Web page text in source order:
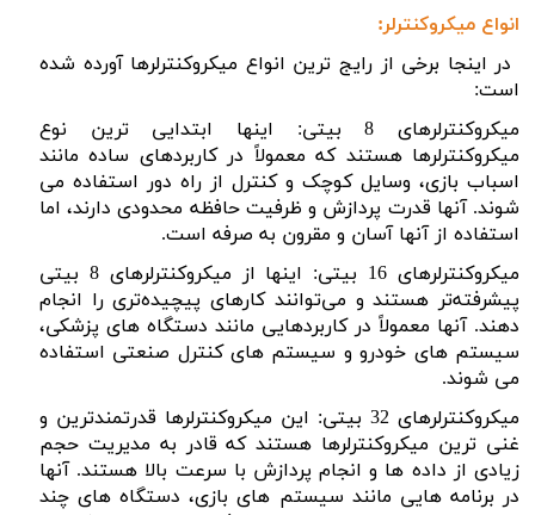
انواع میکروکنترلر:
در اینجا برخی از رایج ترین انواع میکروکنترلرها آورده شده
است:
میکروکنترلرهای 8 بیتی: اینها ابتدایی ترین نوع
میکروکنترلرها هستند که معمولاً در کاربردهای ساده مانند
اسباب بازی، وسایل کوچک و کنترل از راه دور استفاده می
شوند. آنها قدرت پردازش و ظرفیت حافظه محدودی دارند، اما
استفاده از آنها آسان و مقرون به صرفه است.
میکروکنترلرهای 16 بیتی: اینها از میکروکنترلرهای 8 بیتی
پیشرفته‌تر هستند و می‌توانند کارهای پیچیده‌تری را انجام
دهند. آنها معمولاً در کاربردهایی مانند دستگاه های پزشکی،
سیستم های خودرو و سیستم های کنترل صنعتی استفاده
می شوند.
میکروکنترلرهای 32 بیتی: این میکروکنترلرها قدرتمندترین و
غنی ترین میکروکنترلرها هستند که قادر به مدیریت حجم
زیادی از داده ها و انجام پردازش با سرعت بالا هستند. آنها
در برنامه هایی مانند سیستم های بازی، دستگاه های چند